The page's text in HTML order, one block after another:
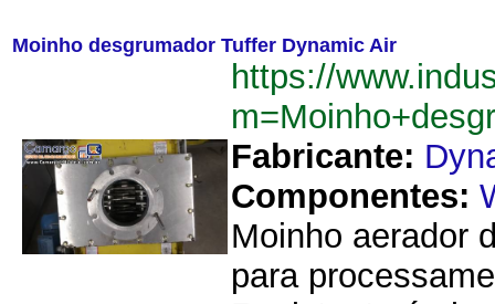
Moinho desgrumador Tuffer Dynamic Air
https://
Fabricante:
Componentes:
Moinho aerador
para